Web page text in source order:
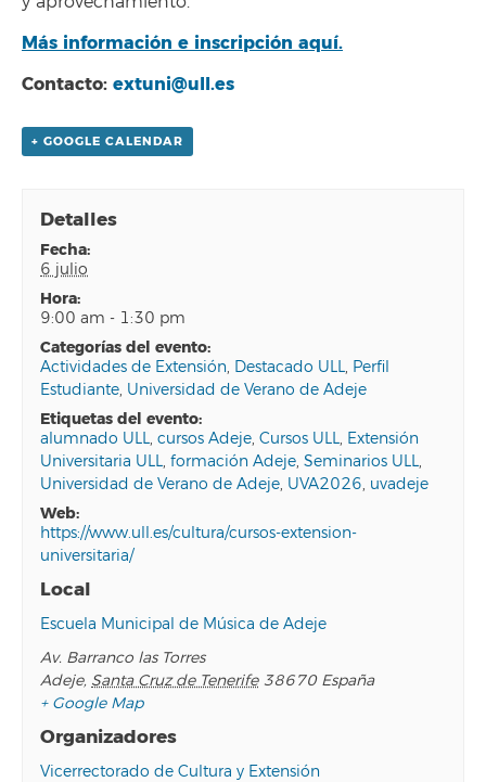
Más información e inscripción aquí.
Contacto: extuni@ull.es
+ GOOGLE CALENDAR
Detalles
fecha:
6 julio
hora:
9:00 am - 1:30 pm
categorías del evento:
Actividades de Extensión, Destacado ULL, Perfil
Estudiante, Universidad de Verano de Adeje
etiquetas del evento:
alumnado ULL,cursos Adeje,Cursos ULL, Extensión
Universitaria ULL,formación Adeje,Seminarios ULL,
Universidad de Verano de Adeje, UVA2026, uvadeje
web:
https://www.ull.es/cultura/cursos-extension-
universitaria/
Local
Escuela Municipal de Música de Adeje
Av. Barranco las Torres
Adeje, Santa Cruz de Tenerife 38670 España
+ Google Map
Organizadores
Vicerrectorado de Cultura y Extensión